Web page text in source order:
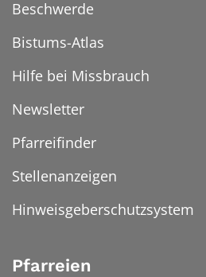
Beschwerde
Bistums-Atlas
Hilfe bei Missbrauch
Newsletter
Pfarreifinder
Stellenanzeigen
Hinweisgeberschutzsystem
Pfarreien